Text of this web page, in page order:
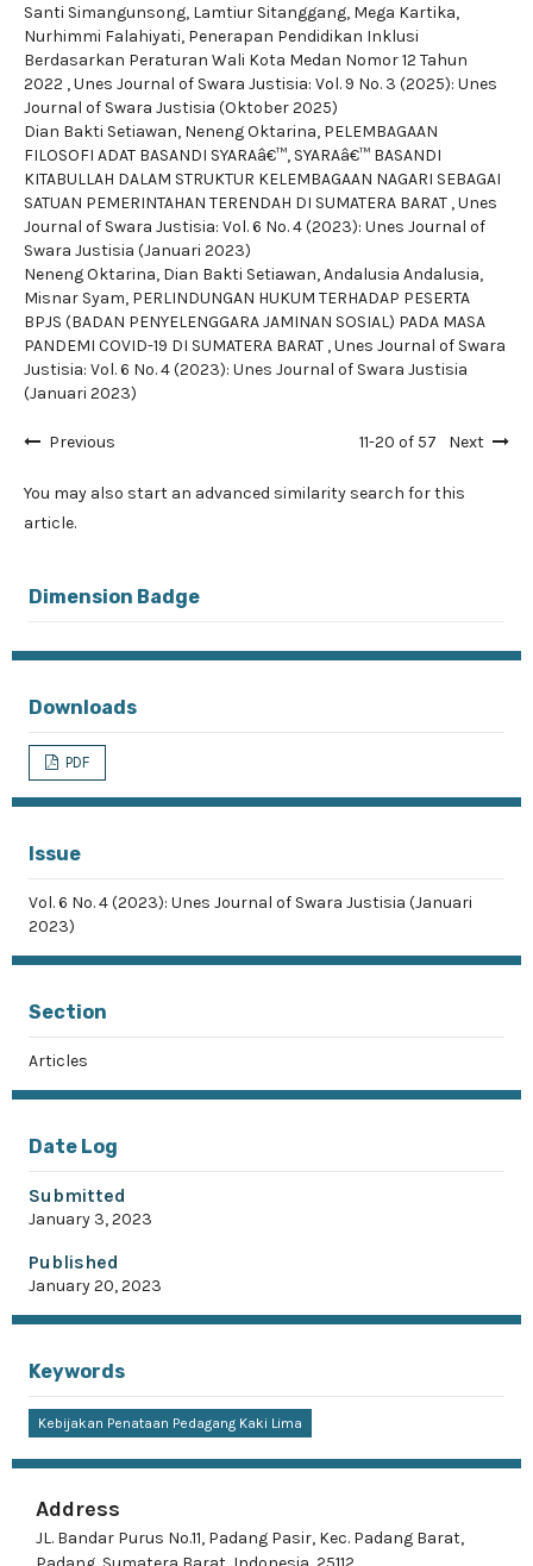
Santi Simangunsong, Lamtiur Sitanggang, Mega Kartika,
Nurhimmi Falahiyati, Penerapan Pendidikan Inklusi
Berdasarkan Peraturan Wali Kota Medan Nomor 12 Tahun
2022 ,Unes Journal of Swara Justisia: Vol. 9 No. 3 (2025): Unes
Journal of Swara Justisia (Oktober 2025)
Dian Bakti Setiawan, Neneng Oktarina, PELEMBAGAAN
FILOSOFI ADAT BASANDI SYARAâ€™, SYARAâ€™ BASANDI
KITABULLAH DALAM STRUKTUR KELEMBAGAAN NAGARI SEBAGAI
SATUAN PEMERINTAHAN TERENDAH DI SUMATERA BARAT ,Unes
Journal of Swara Justisia: Vol. 6 No. 4 (2023): Unes Journal of
Swara Justisia (Januari 2023)
Neneng Oktarina, Dian Bakti Setiawan, Andalusia Andalusia,
Misnar Syam, PERLINDUNGAN HUKUM TERHADAP PESERTA
BPJS (BADAN PENYELENGGARA JAMINAN SOSIAL) PADA MASA
PANDEMI COVID-19 DI SUMATERA BARAT ,Unes Journal of Swara
Justisia: Vol. 6 No. 4 (2023): Unes Journal of Swara Justisia
(Januari 2023)
Previous 11-20 of 57 Next
You may also start an advanced similarity search for this
article.
Dimension Badge
Downloads
PDF
Issue
Vol. 6 No. 4 (2023): Unes Journal of Swara Justisia (Januari
2023)
Section
Articles
Date Log
Submitted
January 3, 2023
Published
January 20, 2023
Keywords
Kebijakan Penataan Pedagang Kaki Lima
Address
JL. Bandar Purus No.11, Padang Pasir, Kec. Padang Barat,